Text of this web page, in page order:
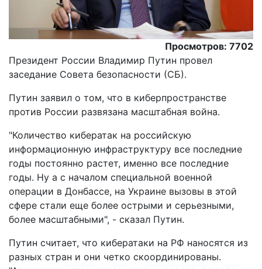
Просмотров: 7702
Президент России Владимир Путин провел
заседание Совета безопасности (СБ).
Путин заявил о том, что в киберпространстве
против России развязана масштабная война.
"Количество кибератак на российскую
информационную инфраструктуру все последние
годы постоянно растет, именно все последние
годы. Ну а с началом специальной военной
операции в Донбассе, на Украине вызовы в этой
сфере стали еще более острыми и серьезными,
более масштабными", - сказал Путин.
Путин считает, что кибератаки на РФ наносятся из
разных стран и они четко скоординированы.